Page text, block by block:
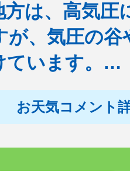
方は、高気圧
が、気圧の谷
ています。…
お天気コメント